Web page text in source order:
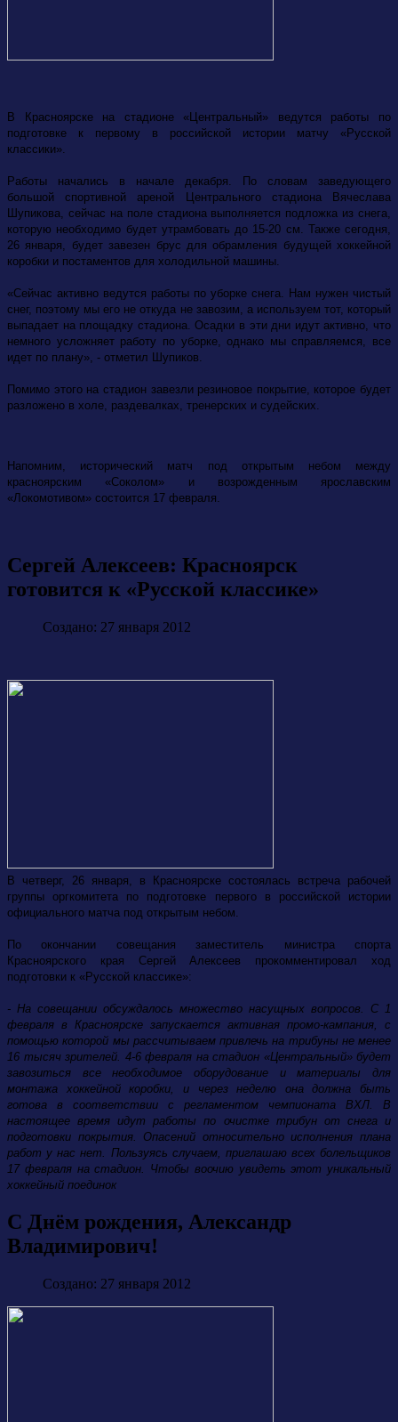
В Красноярске на стадионе «Центральный» ведутся работы по
подготовке к первому в российской истории матчу «Русской
классики».
Работы начались в начале декабря. По словам заведующего
большой спортивной ареной Центрального стадиона Вячеслава
Шупикова, сейчас на поле стадиона выполняется подложка из снега,
которую необходимо будет утрамбовать до 15-20 см. Также сегодня,
26 января, будет завезен брус для обрамления будущей хоккейной
коробки и постаментов для холодильной машины.
«Сейчас активно ведутся работы по уборке снега. Нам нужен чистый
снег, поэтому мы его не откуда не завозим, а используем тот, который
выпадает на площадку стадиона. Осадки в эти дни идут активно, что
немного усложняет работу по уборке, однако мы справляемся, все
идет по плану», - отметил Шупиков.
Помимо этого на стадион завезли резиновое покрытие, которое будет
разложено в холе, раздевалках, тренерских и судейских.
Напомним, исторический матч под открытым небом между
красноярским «Соколом» и возрожденным ярославским
«Локомотивом» состоится 17 февраля.
Сергей Алексеев: Красноярск
готовится к «Русской классике»
Создано: 27 января 2012
В четверг, 26 января, в Красноярске состоялась встреча рабочей
группы оргкомитета по подготовке первого в российской истории
официального матча под открытым небом.
По окончании совещания заместитель министра спорта
Красноярского края Сергей Алексеев прокомментировал ход
подготовки к «Русской классике»:
- На совещании обсуждалось множество насущных вопросов. С 1
февраля в Красноярске запускается активная промо-кампания, с
помощью которой мы рассчитываем привлечь на трибуны не менее
16 тысяч зрителей. 4-6 февраля на стадион «Центральный» будет
завозиться все необходимое оборудование и материалы для
монтажа хоккейной коробки, и через неделю она должна быть
готова в соответствии с регламентом чемпионата ВХЛ. В
настоящее время идут работы по очистке трибун от снега и
подготовки покрытия. Опасений относительно исполнения плана
работ у нас нет. Пользуясь случаем, приглашаю всех болельщиков
17 февраля на стадион. Чтобы воочию увидеть этот уникальный
хоккейный поединок
С Днём рождения, Александр
Владимирович!
Создано: 27 января 2012